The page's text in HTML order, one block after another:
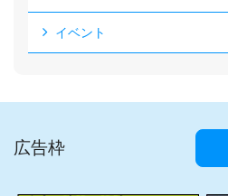
イベント
広告枠